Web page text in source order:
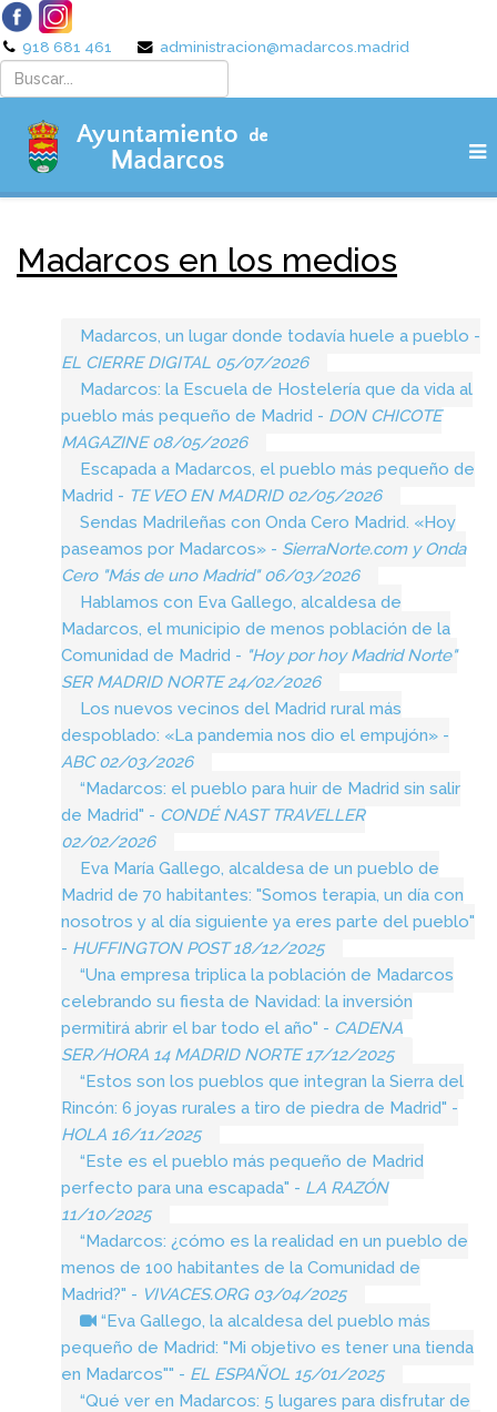
918 681 461 administracion@madarcos.madrid
Madarcos en los medios
Madarcos, un lugar donde todavía huele a pueblo -
EL CIERRE DIGITAL 05/07/2026
Madarcos: la Escuela de Hostelería que da vida al
pueblo más pequeño de Madrid - DON CHICOTE
MAGAZINE 08/05/2026
Escapada a Madarcos, el pueblo más pequeño de
Madrid - TE VEO EN MADRID 02/05/2026
Sendas Madrileñas con Onda Cero Madrid. «Hoy
paseamos por Madarcos» - SierraNorte.com y Onda
Cero "Más de uno Madrid" 06/03/2026
Hablamos con Eva Gallego, alcaldesa de
Madarcos, el municipio de menos población de la
Comunidad de Madrid - "Hoy por hoy Madrid Norte"
SER MADRID NORTE 24/02/2026
Los nuevos vecinos del Madrid rural más
despoblado: «La pandemia nos dio el empujón» -
ABC 02/03/2026
“Madarcos: el pueblo para huir de Madrid sin salir
de Madrid" - CONDÉ NAST TRAVELLER
02/02/2026
Eva María Gallego, alcaldesa de un pueblo de
Madrid de 70 habitantes: "Somos terapia, un día con
nosotros y al día siguiente ya eres parte del pueblo"
- HUFFINGTON POST 18/12/2025
“Una empresa triplica la población de Madarcos
celebrando su fiesta de Navidad: la inversión
permitirá abrir el bar todo el año" - CADENA
SER/HORA 14 MADRID NORTE 17/12/2025
“Estos son los pueblos que integran la Sierra del
Rincón: 6 joyas rurales a tiro de piedra de Madrid" -
HOLA 16/11/2025
“Este es el pueblo más pequeño de Madrid
perfecto para una escapada" - LA RAZÓN
11/10/2025
“Madarcos: ¿cómo es la realidad en un pueblo de
menos de 100 habitantes de la Comunidad de
Madrid?" - VIVACES.ORG 03/04/2025
“Eva Gallego, la alcaldesa del pueblo más
pequeño de Madrid: "Mi objetivo es tener una tienda
en Madarcos"" - EL ESPAÑOL 15/01/2025
“Qué ver en Madarcos: 5 lugares para disfrutar de